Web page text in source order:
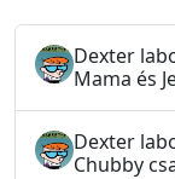
Dexter
Mama és
Dexter
Chubby